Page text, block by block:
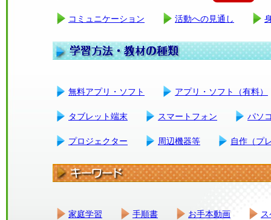
コミュニケーション 活動への見通し
無料アプリ・ソフト アプリ・ソフト（有料）
タブレット端末 スマートフォン パソ
プロジェクター 周辺機器等 自作（プ
家庭学習 手順書 お手本動画